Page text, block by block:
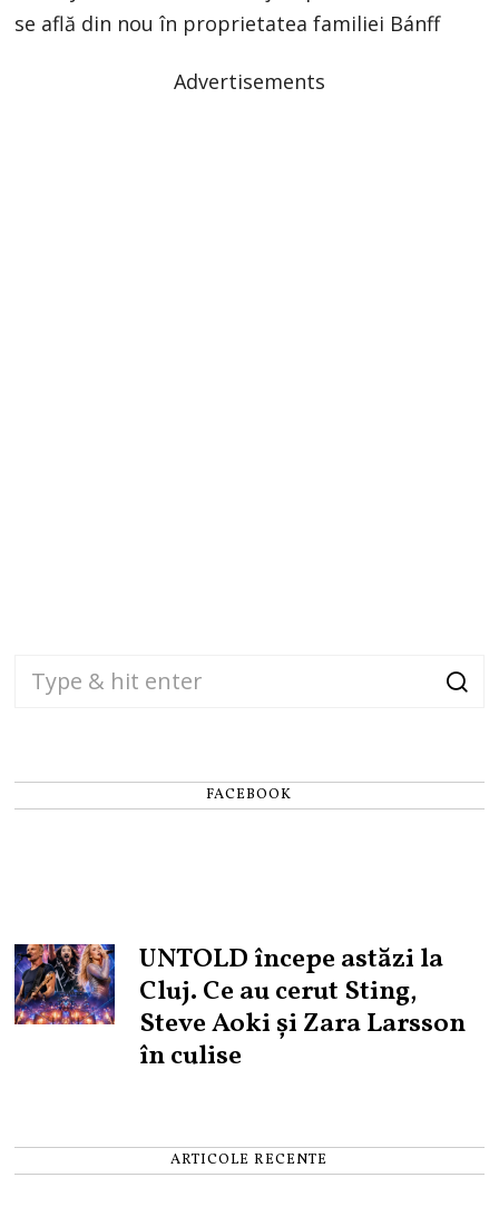
se află din nou în proprietatea familiei Bánff
Advertisements
FACEBOOK
UNTOLD începe astăzi la
Cluj. Ce au cerut Sting,
Steve Aoki și Zara Larsson
în culise
ARTICOLE RECENTE